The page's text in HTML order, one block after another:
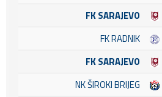
FK SARAJEVO
FK RADNIK
FK SARAJEVO
NK ŠIROKI BRIJEG